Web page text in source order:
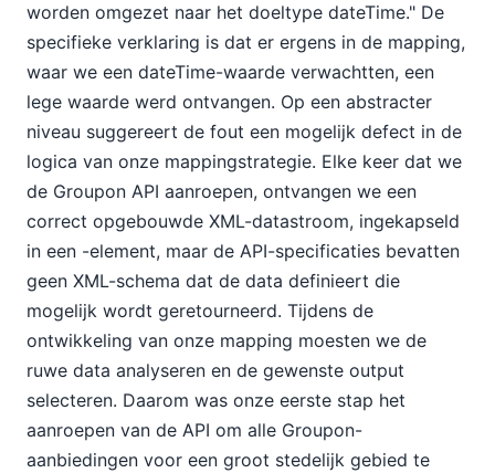
worden omgezet naar het doeltype dateTime." De
specifieke verklaring is dat er ergens in de mapping,
waar we een dateTime-waarde verwachtten, een
lege waarde werd ontvangen. Op een abstracter
niveau suggereert de fout een mogelijk defect in de
logica van onze mappingstrategie. Elke keer dat we
de Groupon API aanroepen, ontvangen we een
correct opgebouwde XML-datastroom, ingekapseld
in een -element, maar de API-specificaties bevatten
geen XML-schema dat de data definieert die
mogelijk wordt geretourneerd. Tijdens de
ontwikkeling van onze mapping moesten we de
ruwe data analyseren en de gewenste output
selecteren. Daarom was onze eerste stap het
aanroepen van de API om alle Groupon-
aanbiedingen voor een groot stedelijk gebied te